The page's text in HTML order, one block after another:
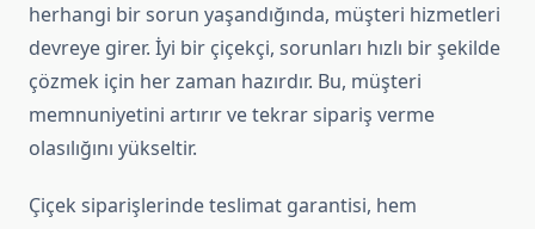
herhangi bir sorun yaşandığında, müşteri hizmetleri
devreye girer. İyi bir çiçekçi, sorunları hızlı bir şekilde
çözmek için her zaman hazırdır. Bu, müşteri
memnuniyetini artırır ve tekrar sipariş verme
olasılığını yükseltir.
Çiçek siparişlerinde teslimat garantisi, hem